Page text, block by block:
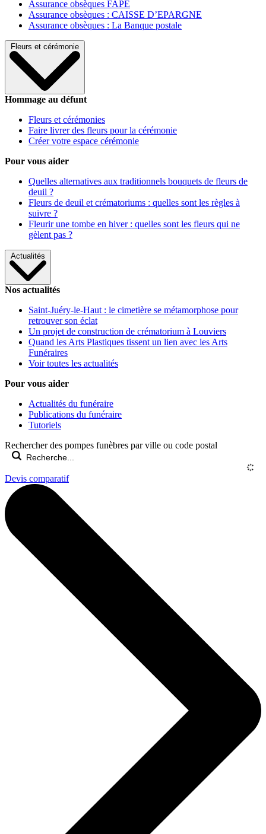
Assurance obsèques FAPE
Assurance obsèques : CAISSE D’EPARGNE
Assurance obsèques : La Banque postale
Fleurs et cérémonie
Hommage au défunt
Fleurs et cérémonies
Faire livrer des fleurs pour la cérémonie
Créer votre espace cérémonie
Pour vous aider
Quelles alternatives aux traditionnels bouquets de fleurs de
deuil ?
Fleurs de deuil et crématoriums : quelles sont les règles à
suivre ?
Fleurir une tombe en hiver : quelles sont les fleurs qui ne
gèlent pas ?
Actualités
Nos actualités
Saint-Juéry-le-Haut : le cimetière se métamorphose pour
retrouver son éclat
Un projet de construction de crématorium à Louviers
Quand les Arts Plastiques tissent un lien avec les Arts
Funéraires
Voir toutes les actualités
Pour vous aider
Actualités du funéraire
Publications du funéraire
Tutoriels
Rechercher des pompes funèbres par ville ou code postal
Devis comparatif